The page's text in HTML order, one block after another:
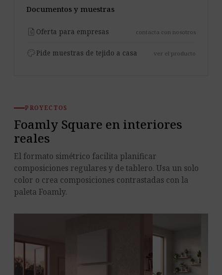
Documentos y muestras
request_quote Oferta para empresas contacta con nosotros
palettePide muestras de tejido a casa ver el producto
PROYECTOS
Foamly Square en interiores
reales
El formato simétrico facilita planificar
composiciones regulares y de tablero. Usa un solo
color o crea composiciones contrastadas con la
paleta Foamly.